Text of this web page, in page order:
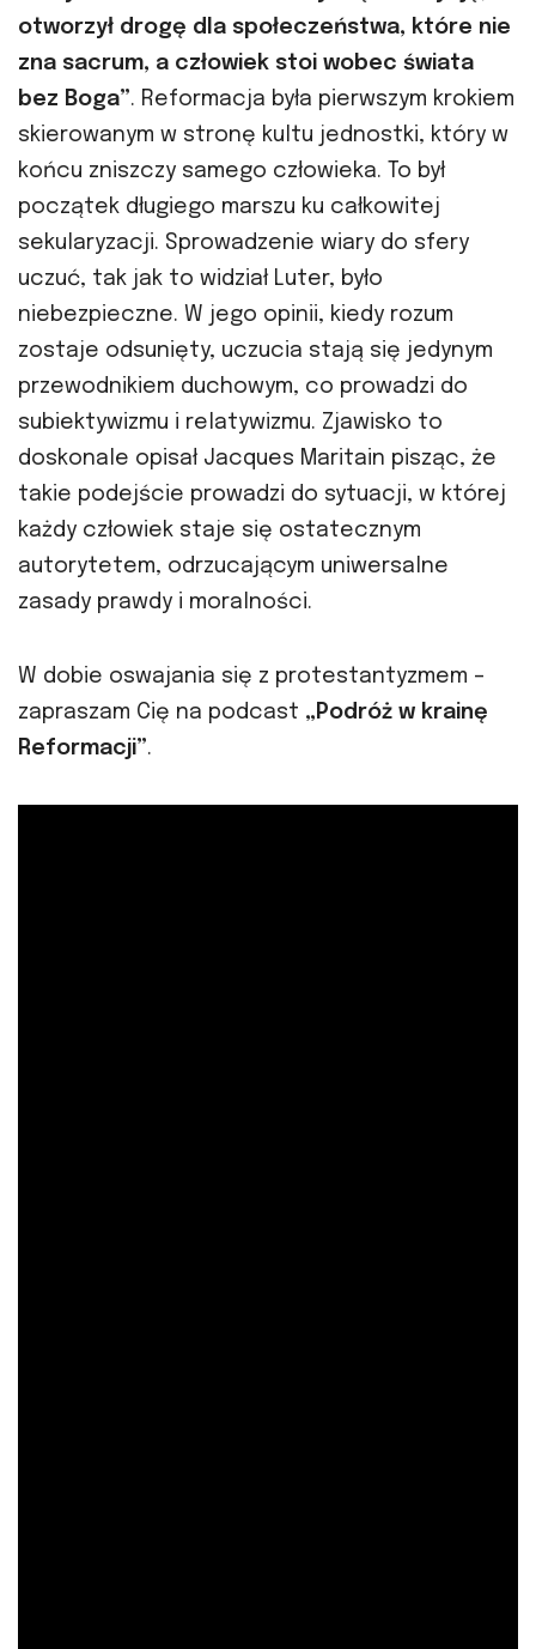
otworzył drogę dla społeczeństwa, które nie
zna sacrum, a człowiek stoi wobec świata
bez Boga”. Reformacja była pierwszym krokiem
skierowanym w stronę kultu jednostki, który w
końcu zniszczy samego człowieka. To był
początek długiego marszu ku całkowitej
sekularyzacji. Sprowadzenie wiary do sfery
uczuć, tak jak to widział Luter, było
niebezpieczne. W jego opinii, kiedy rozum
zostaje odsunięty, uczucia stają się jedynym
przewodnikiem duchowym, co prowadzi do
subiektywizmu i relatywizmu. Zjawisko to
doskonale opisał Jacques Maritain pisząc, że
takie podejście prowadzi do sytuacji, w której
każdy człowiek staje się ostatecznym
autorytetem, odrzucającym uniwersalne
zasady prawdy i moralności.
W dobie oswajania się z protestantyzmem –
zapraszam Cię na podcast „Podróż w krainę
Reformacji”.